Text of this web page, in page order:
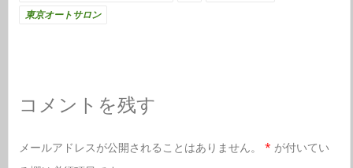
東京オートサロン
コメントを残す
メールアドレスが公開されることはありません。 * が付いてい